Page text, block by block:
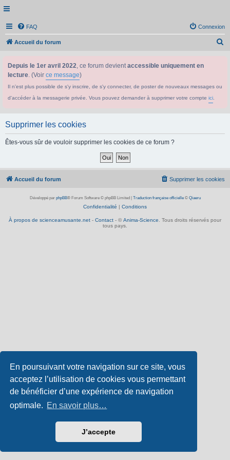
En poursuivant votre navigation sur ce site, vous
acceptez l’utilisation de cookies vous permettant
de bénéficier d’une expérience de navigation
optimale. En savoir plus…
J’accepte
FAQ Connexion
Accueil du forum
Depuis le 1er avril 2022, ce forum devientaccessible uniquement en
lecture. (Voir ce message)
Il n'est plus possible de s'y inscrire, de s'y connecter, de poster de nouveaux messages ou
d'accéder à la messagerie privée. Vous pouvez demander à supprimer votre compte ici
Supprimer les cookies
Êtes-vous sûr de vouloir supprimer les cookies de ce forum ?
Accueil du forum Supprimer les cookies
Développé par phpBB® Forum Software © phpBB Limited Traduction française officielle© Qiaeru
Confidentialité | Conditions
À propos de scienceamusante.net - Contact - © Anima-Science . Tous droits réservés pour
tous pays.